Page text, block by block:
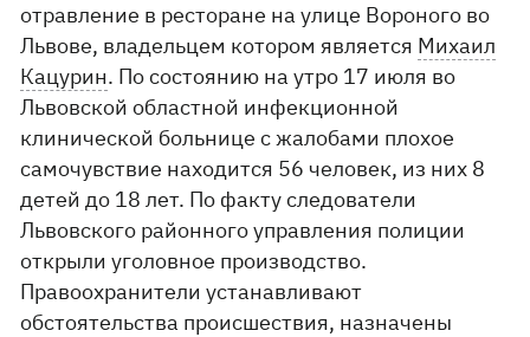
отравление в ресторане на улице Вороного во
Львове, владельцем котором является Михаил
Кацурин. По состоянию на утро 17 июля во
Львовской областной инфекционной
клинической больнице с жалобами плохое
самочувствие находится 56 человек, из них 8
детей до 18 лет. По факту следователи
Львовского районного управления полиции
открыли уголовное производство.
Правоохранители устанавливают
обстоятельства происшествия, назначены